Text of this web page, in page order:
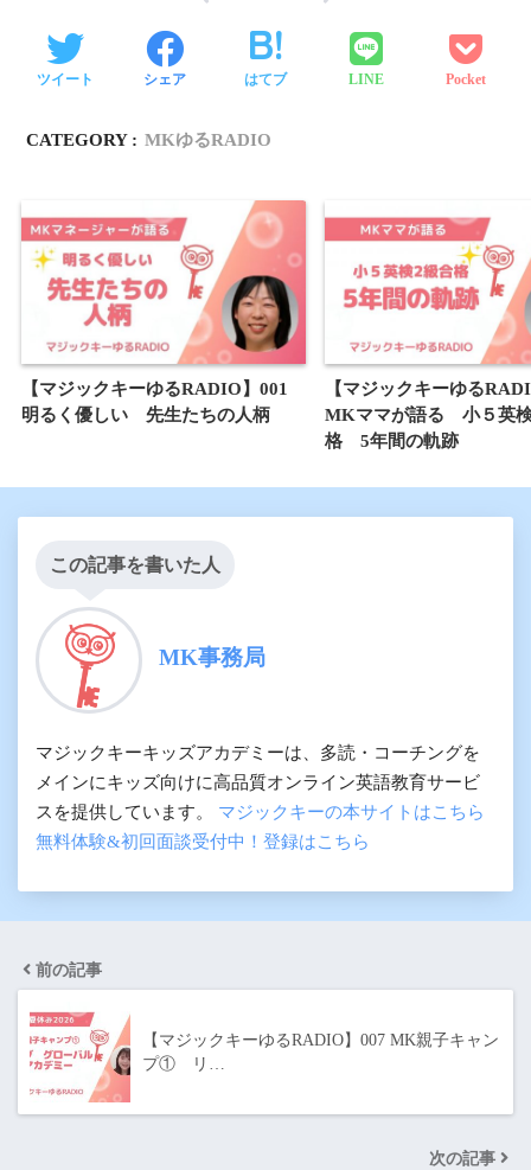
ツイート シェア はてブ LINE Pocket
CATEGORY : MKゆるRADIO
【マジックキーゆるRADIO】001
明るく優しい 先生たちの人柄
【マジックキーゆる
MKママが語る 小５英
格 5年間の軌跡
この記事を書いた人
MK事務局
マジックキーキッズアカデミーは、多読・コーチングを
メインにキッズ向けに高品質オンライン英語教育サービ
スを提供しています。 マジックキーの本サイトはこちら
無料体験&初回面談受付中！登録はこちら
前の記事
【マジックキーゆるRADIO】007 MK親子キャン
プ① リ…
次の記事